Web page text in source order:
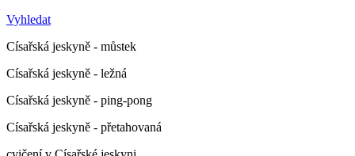
Vyhledat
Císařská jeskyně - můstek
Císařská jeskyně - ležná
Císařská jeskyně - ping-pong
Císařská jeskyně - přetahovaná